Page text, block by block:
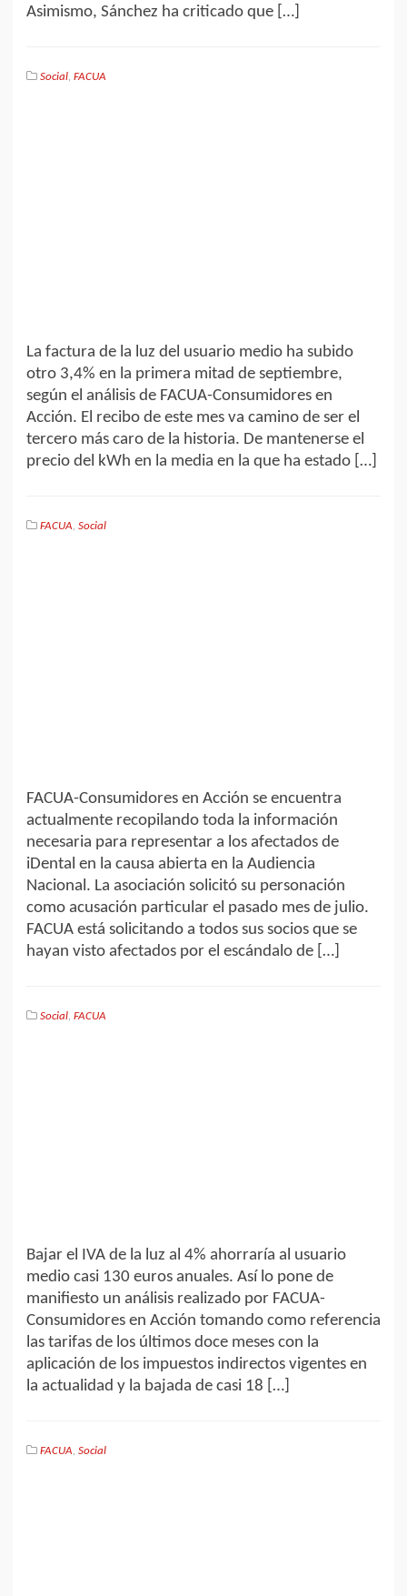
Asimismo, Sánchez ha criticado que […]
Social FACUA
La factura de la luz del usuario medio ha subido
otro 3,4% en la primera mitad de septiembre,
según el análisis de FACUA-Consumidores en
Acción. El recibo de este mes va camino de ser el
tercero más caro de la historia. De mantenerse el
precio del kWh en la media en la que ha estado […]
FACUA, Social
FACUA-Consumidores en Acción se encuentra
actualmente recopilando toda la información
necesaria para representar a los afectados de
iDental en la causa abierta en la Audiencia
Nacional. La asociación solicitó su personación
como acusación particular el pasado mes de julio.
FACUA está solicitando a todos sus socios que se
hayan visto afectados por el escándalo de […]
Social, FACUA
Bajar el IVA de la luz al 4% ahorraría al usuario
medio casi 130 euros anuales. Así lo pone de
manifiesto un análisis realizado por FACUA-
Consumidores en Acción tomando como referencia
las tarifas de los últimos doce meses con la
aplicación de los impuestos indirectos vigentes en
la actualidad y la bajada de casi 18 […]
FACUA, Social